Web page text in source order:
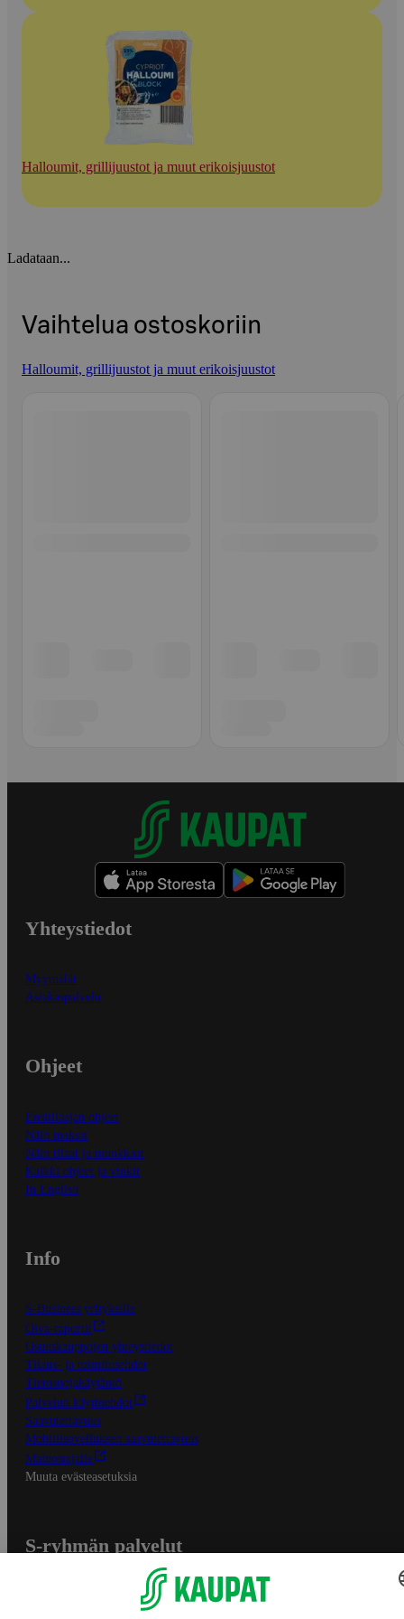
Halloumit, grillijuustot ja muut erikoisjuustot
Ladataan...
Vaihtelua ostoskoriin
Halloumit, grillijuustot ja muut erikoisjuustot
Yhteystiedot
Myymälät
Asiakaspalvelu
Ohjeet
Ensitilaajan ohjeet
Näin maksat
Näin tilaat ja muokkaat
Kaikki ohjeet ja vinkit
In English
Info
S-Business yrityksille
Oiva-raportit
Osuuskauppojen yhteystiedot
Tilaus- ja toimitusehdot
Tietosuojakäytäntö
Palvelun käyttöehdot
Saavutettavuus
Mobiilisovelluksen saavutettavuus
Mainostajalle
Muuta evästeasetuksia
S-ryhmän palvelut